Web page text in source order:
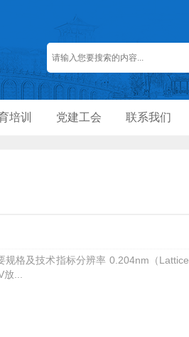
培训 党建工会 联系我们
规格及技术指标分辨率 0.204nm（Lattice
...